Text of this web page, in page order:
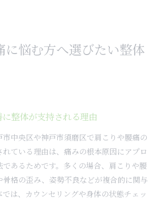
に悩む方へ選びたい整体
整体が支持される理由
市中央区や神戸市須磨区で肩こりや腰痛の
ている理由は、痛みの根本原因にアプロ
であるためです。多くの場合、肩こりや腰
格の歪み、姿勢不良などが複合的に関与
では、カウンセリングや身体の状態チェッ